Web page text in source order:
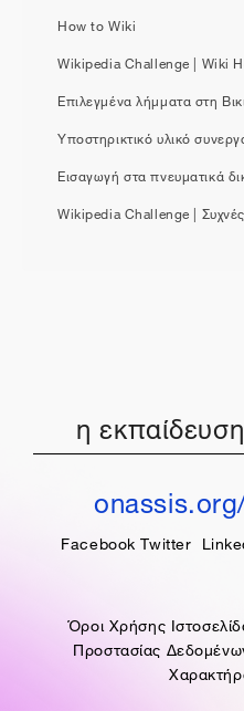
How to Wiki
Wikipedia Challenge | Wiki
Επιλεγμένα λήμματα στη
Υποστηρικτικό υλικό
Εισαγωγή στα πνευματικά
Wikipedia Challenge |
η
Facebook Twitter
Όροι Χρήσης
Προστασίας